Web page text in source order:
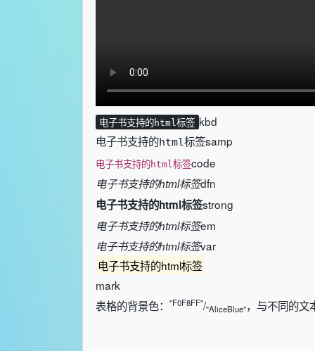
电子书支持的html标签 kbd
电子书支持的html标签samp
电子书支持的html标签code
电子书支持的html标签dfn
电子书支持的html标签strong
电子书支持的html标签em
电子书支持的html标签var
电子书支持的html标签
mark
表格的背景色：
"F0F8FF"/"AliceBlue"，与不同的文